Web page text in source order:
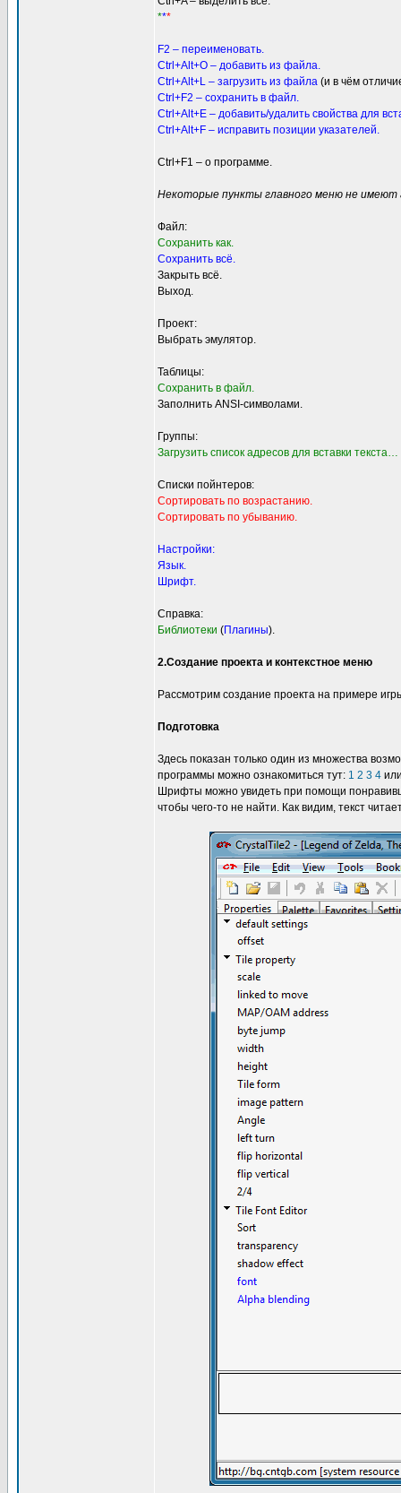
***
F2 – переименовать.
Ctrl+Alt+O – добавить из файла.
Ctrl+Alt+L – загрузить из файла (и в чём
Ctrl+F2 – сохранить в файл.
Ctrl+Alt+E – добавить/удалить свойства для
Ctrl+Alt+F – исправить позиции указателей.
Ctrl+F1 – о программе.
Некоторые пункты главного меню не имеют
Файл:
Cохранить как.
Cохранить всё.
Закрыть всё.
Выход.
Проект:
Выбрать эмулятор.
Таблицы:
Сохранить в файл.
Заполнить ANSI-символами.
Группы:
Загрузить список адресов для вставки текста…
Списки пойнтеров:
Сортировать по возрастанию.
Сортировать по убыванию.
Настройки:
Язык.
Шрифт.
Справка:
Библиотеки (Плагины).
2.Создание проекта и контекстное меню
Рассмотрим создание проекта на примере
Подготовка
Здесь показан только один из множества
программы можно ознакомиться тут: 1 2 3 4
Шрифты можно увидеть при помощи
чтобы чего-то не найти. Как видим, текст